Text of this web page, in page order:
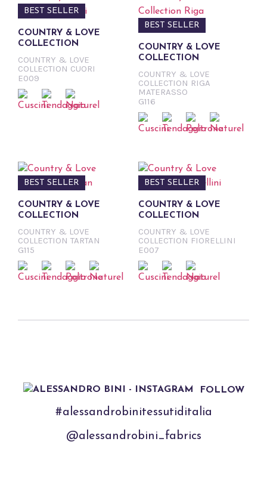
BEST SELLER
COUNTRY & LOVE
COLLECTION
COUNTRY & LOVE
COLLECTION CUORI
E009
BEST SELLER
COUNTRY & LOVE
COLLECTION
COUNTRY & LOVE
COLLECTION RIGA
MATERASSO
G116
BEST SELLER
COUNTRY & LOVE
COLLECTION
COUNTRY & LOVE
COLLECTION TARTAN
G115
BEST SELLER
COUNTRY & LOVE
COLLECTION
COUNTRY & LOVE
COLLECTION FIORELLINI
E007
FOLLOW
#alessandrobinitessutiditalia
@alessandrobini_fabrics